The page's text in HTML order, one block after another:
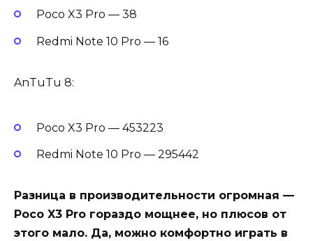
Poco X3 Pro — 38
Redmi Note 10 Pro — 16
AnTuTu 8:
Poco X3 Pro — 453223
Redmi Note 10 Pro — 295442
Разница в производительности огромная —
Poco X3 Pro гораздо мощнее, но плюсов от
этого мало. Да, можно комфортно играть в